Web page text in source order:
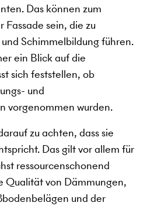
Das können zum
Fassade sein, die zu
Schimmelbildung führen.
ein Blick auf die
sich feststellen, ob
und
vorgenommen wurden.
zu achten, dass sie
Das gilt vor allem für
ressourcenschonend
Qualität von Dämmungen,
und der